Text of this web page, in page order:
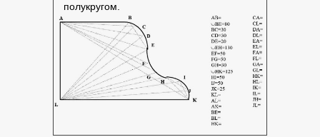
полукругом.